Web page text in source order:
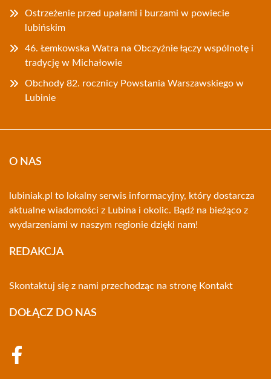
Ostrzeżenie przed upałami i burzami w powiecie
lubińskim
46. Łemkowska Watra na Obczyźnie łączy wspólnotę i
tradycję w Michałowie
Obchody 82. rocznicy Powstania Warszawskiego w
Lubinie
O NAS
lubiniak.pl to lokalny serwis informacyjny, który dostarcza
aktualne wiadomości z Lubina i okolic. Bądź na bieżąco z
wydarzeniami w naszym regionie dzięki nam!
REDAKCJA
Skontaktuj się z nami przechodząc na stronę Kontakt
DOŁĄCZ DO NAS